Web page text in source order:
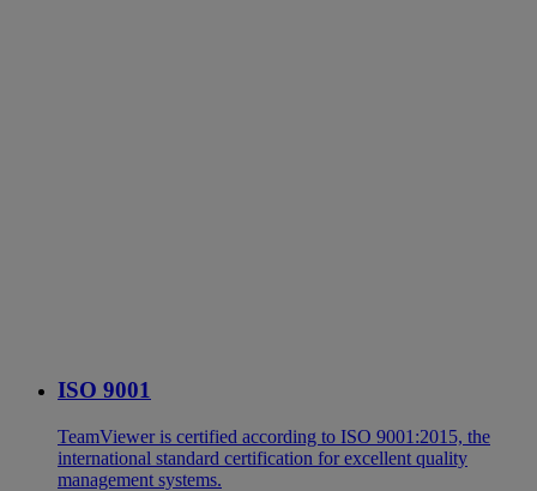
ISO 9001
TeamViewer is certified according to ISO 9001:2015, the
international standard certification for excellent quality
management systems.